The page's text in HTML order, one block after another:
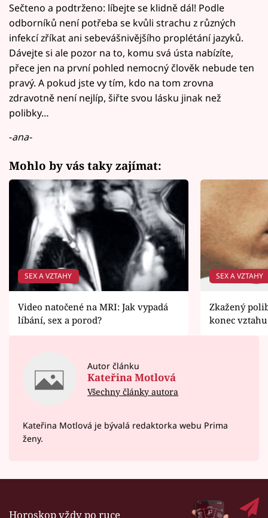
Sečteno a podtrženo: líbejte se klidně dál! Podle
odborníků není potřeba se kvůli strachu z různých
infekcí zříkat ani sebevášnivějšího proplétání jazyků.
Dávejte si ale pozor na to, komu svá ústa nabízíte,
přece jen na první pohled nemocný člověk nebude ten
pravý. A pokud jste vy tím, kdo na tom zrovna
zdravotně není nejlíp, šiřte svou lásku jinak než
polibky…
-ana-
Mohlo by vás taky zajímat:
SEX A VZTAHY
Video natočené na MRI: Jak vypadá
líbání, sex a porod?
SEX A VZTAHY
Zkažený
konec vztahu
Autor článku
Kateřina Motlová
Všechny články autora
Kateřina Motlová je bývalá redaktorka webu Prima
ženy.
Horoskop vždy po ruce